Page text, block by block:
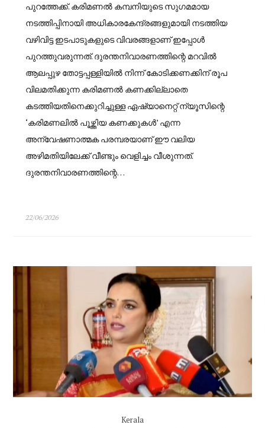
പുറത്തേക്ക്. കരിമണൽ കമ്പനിയുടെ സുഗമമായ
നടത്തിപ്പിനായി അധികാരകേന്ദ്രങ്ങളുമായി നടത്തിയ
വഴിവിട്ട ഇടപാടുകളുടെ വിവരങ്ങളാണ് ഇപ്പോൾ
പുറത്തുവരുന്നത്. ദുരന്തനിവാരണത്തിന്റെ മറവിൽ
ആലപ്പുഴ തോട്ടപ്പള്ളിയിൽ നിന്ന് കോടിക്കണക്കിന് രൂപ
വിലമതിക്കുന്ന കരിമണൽ കണക്കില്ലാതെ
കടത്തിയതിനെക്കുറിച്ചുള്ള ഏഷ്യാനെറ്റ് ന്യൂസിന്റെ
‘കരിമണലിൽ പൂഴ്ത്തിയ കണക്കുകൾ’ എന്ന
അന്വേഷണാത്മക പരമ്പരയാണ് ഈ വലിയ
അഴിമതിയിലേക്ക് വീണ്ടും വെളിച്ചം വീശുന്നത്.
ദുരന്തനിവാരണത്തിന്റെ…
22/06/2026
Kerala